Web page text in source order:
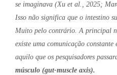
se imaginava (Xu et al., 2025;
Isso não significa que o intestino
Muito pelo contrário. A principal
existe uma comunicação constante
aquilo que os pesquisadores
músculo (gut-muscle axis).